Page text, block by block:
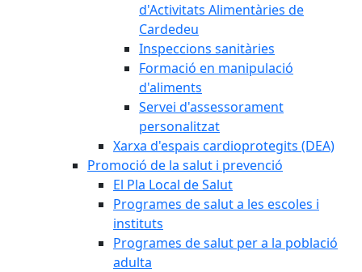
d'Activitats Alimentàries de
Cardedeu
Inspeccions sanitàries
Formació en manipulació
d'aliments
Servei d'assessorament
personalitzat
Xarxa d'espais cardioprotegits (DEA)
Promoció de la salut i prevenció
El Pla Local de Salut
Programes de salut a les escoles i
instituts
Programes de salut per a la població
adulta